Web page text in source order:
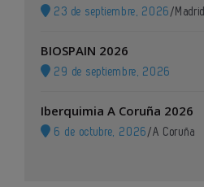
23 de septiembre, 2026 / Madrid
BIOSPAIN 2026
29 de septiembre, 2026
Iberquimia A Coruña 2026
6 de octubre, 2026 /A Coruña